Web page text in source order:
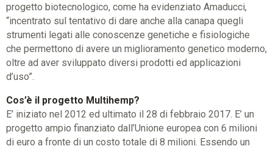
progetto biotecnologico, come ha evidenziato Amaducci,
“incentrato sul tentativo di dare anche alla canapa quegli
strumenti legati alle conoscenze genetiche e fisiologiche
che permettono di avere un miglioramento genetico moderno,
oltre ad aver sviluppato diversi prodotti ed applicazioni
d’uso”.
Cos’è il progetto Multihemp?
E’ iniziato nel 2012 ed ultimato il 28 di febbraio 2017. E’ un
progetto ampio finanziato dall’Unione europea con 6 milioni
di euro a fronte di un costo totale di 8 milioni. Essendo un